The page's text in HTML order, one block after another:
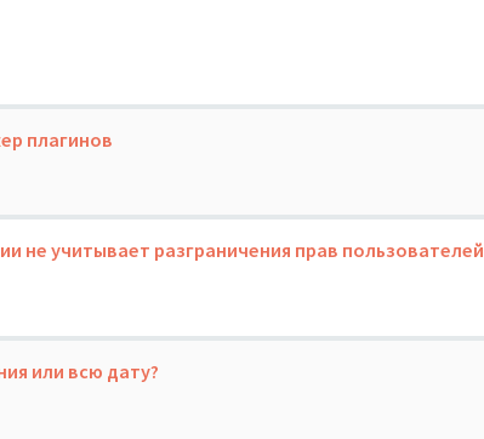
плагинов
не учитывает разграничения прав пользователей
или всю дату?